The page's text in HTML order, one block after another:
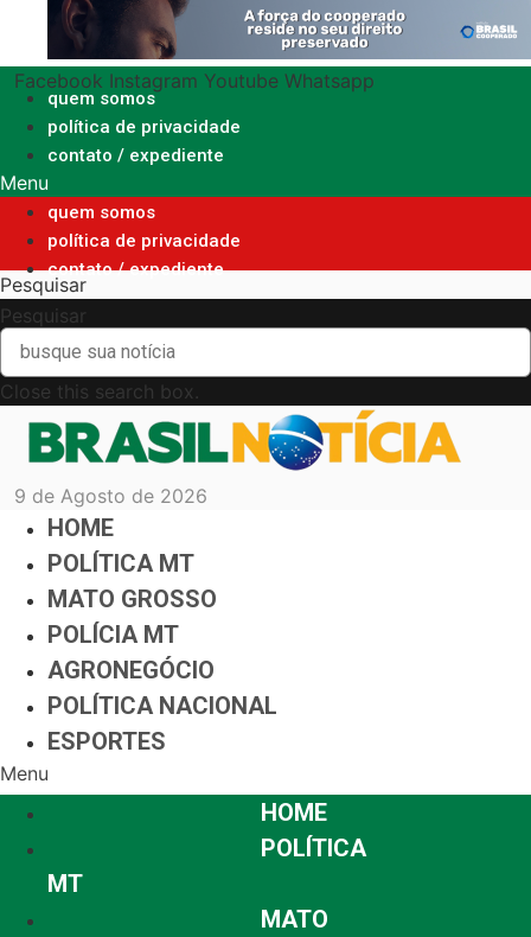
o
conteúdo
Facebook Instagram Youtube Whatsapp
quem somos
política de privacidade
contato / expediente
Menu
quem somos
política de privacidade
contato / expediente
Pesquisar
Pesquisar
Close this search box.
9 de Agosto de 2026
HOME
POLÍTICA MT
MATO GROSSO
POLÍCIA MT
AGRONEGÓCIO
POLÍTICA NACIONAL
ESPORTES
Menu
HOME
POLÍTICA
MT
MATO